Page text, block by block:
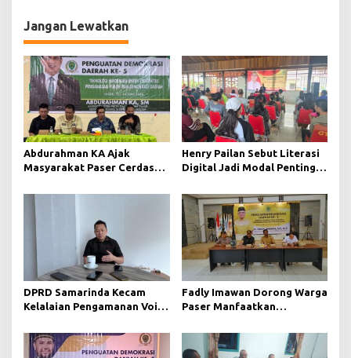
Jangan Lewatkan
Abdurahman KA Ajak
Masyarakat Paser Cerdas
Digital
Henry Pailan Sebut Literasi
Digital Jadi Modal Penting
Lebih Terbuka
DPRD Samarinda Kecam
Kelalaian Pengamanan Void
Korban Jiwa
Fadly Imawan Dorong Warga
Paser Manfaatkan
Mengawasi Jalannya
Pemerintahan